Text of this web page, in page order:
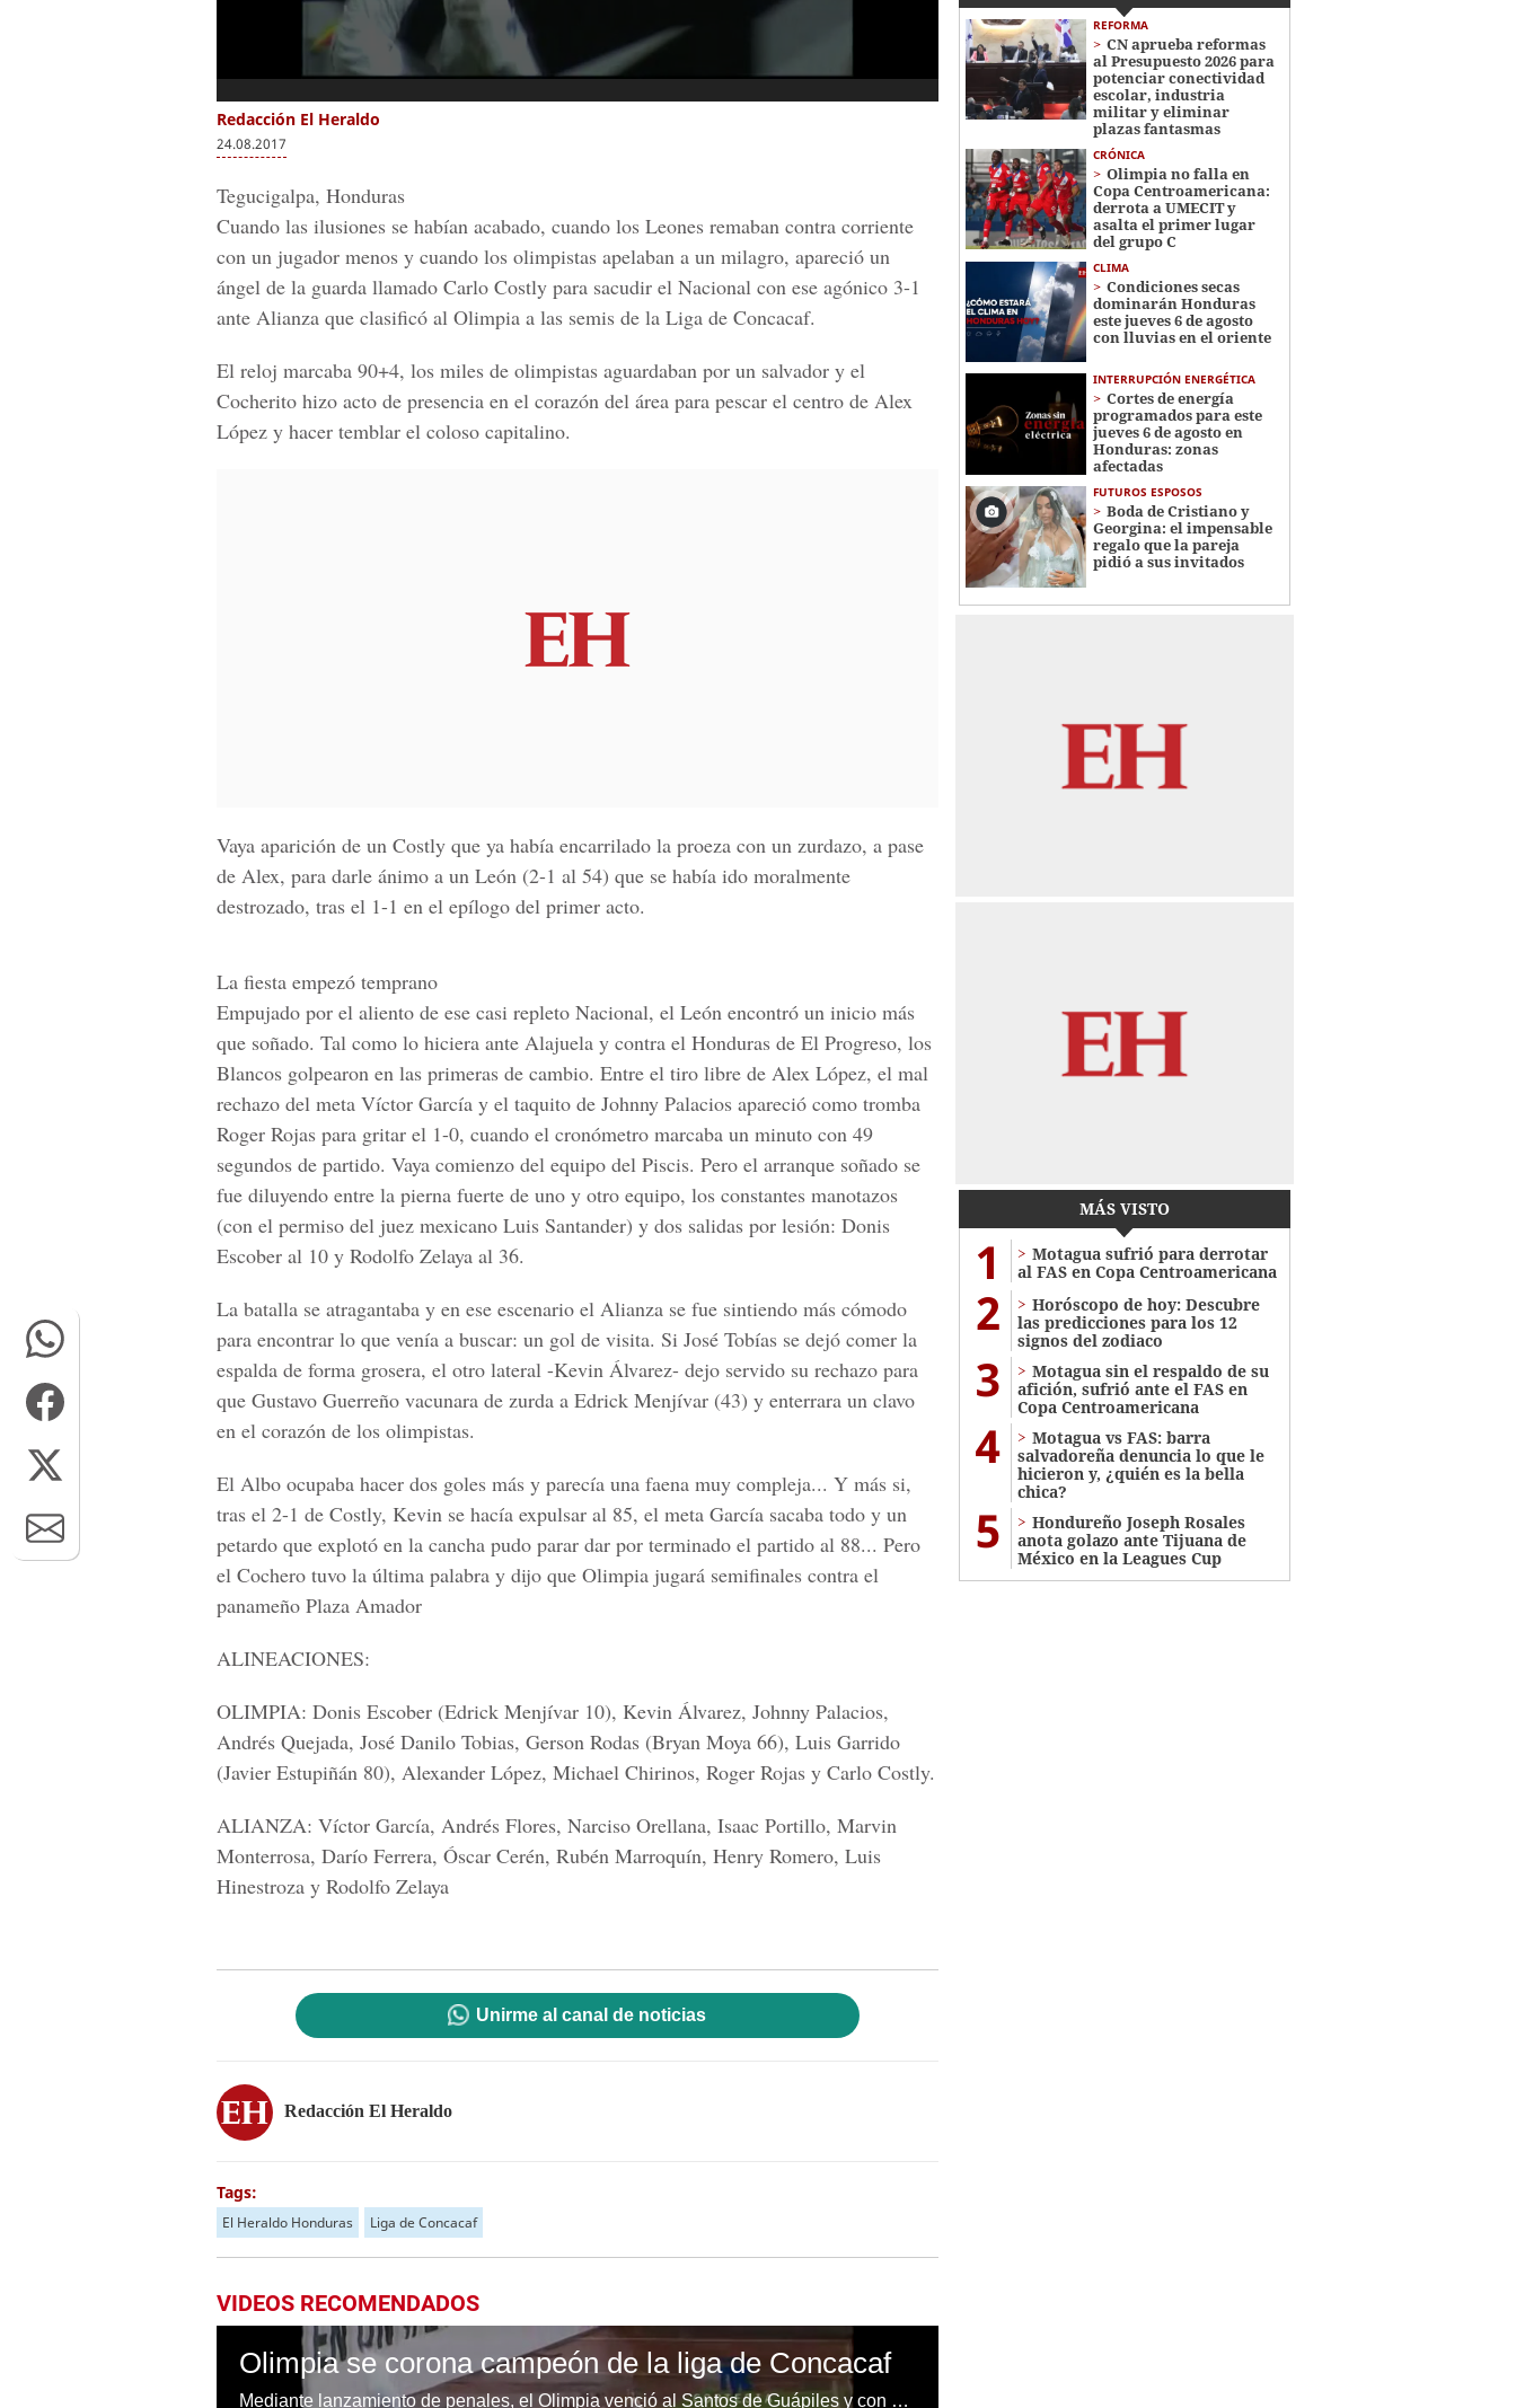
Redacción El Heraldo
24.08.2017
Tegucigalpa, Honduras
Cuando las ilusiones se habían acabado, cuando los Leones remaban contra corriente
con un jugador menos y cuando los olimpistas apelaban a un milagro, apareció un
ángel de la guarda llamado Carlo Costly para sacudir el Nacional con ese agónico 3-1
ante Alianza que clasificó al Olimpia a las semis de la Liga de Concacaf.
El reloj marcaba 90+4, los miles de olimpistas aguardaban por un salvador y el
Cocherito hizo acto de presencia en el corazón del área para pescar el centro de Alex
López y hacer temblar el coloso capitalino.
Vaya aparición de un Costly que ya había encarrilado la proeza con un zurdazo, a pase
de Alex, para darle ánimo a un León (2-1 al 54) que se había ido moralmente
destrozado, tras el 1-1 en el epílogo del primer acto.
La fiesta empezó temprano
Empujado por el aliento de ese casi repleto Nacional, el León encontró un inicio más
que soñado. Tal como lo hiciera ante Alajuela y contra el Honduras de El Progreso, los
Blancos golpearon en las primeras de cambio. Entre el tiro libre de Alex López, el mal
rechazo del meta Víctor García y el taquito de Johnny Palacios apareció como tromba
Roger Rojas para gritar el 1-0, cuando el cronómetro marcaba un minuto con 49
segundos de partido. Vaya comienzo del equipo del Piscis. Pero el arranque soñado se
fue diluyendo entre la pierna fuerte de uno y otro equipo, los constantes manotazos
(con el permiso del juez mexicano Luis Santander) y dos salidas por lesión: Donis
Escober al 10 y Rodolfo Zelaya al 36.
La batalla se atragantaba y en ese escenario el Alianza se fue sintiendo más cómodo
para encontrar lo que venía a buscar: un gol de visita. Si José Tobías se dejó comer la
espalda de forma grosera, el otro lateral -Kevin Álvarez- dejo servido su rechazo para
que Gustavo Guerreño vacunara de zurda a Edrick Menjívar (43) y enterrara un clavo
en el corazón de los olimpistas.
El Albo ocupaba hacer dos goles más y parecía una faena muy compleja... Y más si,
tras el 2-1 de Costly, Kevin se hacía expulsar al 85, el meta García sacaba todo y un
petardo que explotó en la cancha pudo parar dar por terminado el partido al 88... Pero
el Cochero tuvo la última palabra y dijo que Olimpia jugará semifinales contra el
panameño Plaza Amador
ALINEACIONES:
OLIMPIA: Donis Escober (Edrick Menjívar 10), Kevin Álvarez, Johnny Palacios,
Andrés Quejada, José Danilo Tobias, Gerson Rodas (Bryan Moya 66), Luis Garrido
(Javier Estupiñán 80), Alexander López, Michael Chirinos, Roger Rojas y Carlo Costly.
ALIANZA: Víctor García, Andrés Flores, Narciso Orellana, Isaac Portillo, Marvin
Monterrosa, Darío Ferrera, Óscar Cerén, Rubén Marroquín, Henry Romero, Luis
Hinestroza y Rodolfo Zelaya
Unirme al canal de noticias
Redacción El Heraldo
Tags:
El Heraldo Honduras Liga de Concacaf
VIDEOS RECOMENDADOS
Olimpia se corona campeón de la liga de Concacaf
Mediante lanzamiento de penales, el Olimpia venció al Santos de Guápiles y con esto se coronó campeón de la liga de Concacaf disputado en el estadio Nacional de Costa Rica.
REFORMA
CN aprueba reformas
al Presupuesto 2026 para
potenciar conectividad
escolar, industria
militar y eliminar
plazas fantasmas
CRÓNICA
Olimpia no falla en
Copa Centroamericana:
derrota a UMECIT y
asalta el primer lugar
del grupo C
CLIMA
Condiciones secas
dominarán Honduras
este jueves 6 de agosto
con lluvias en el oriente
INTERRUPCIÓN ENERGÉTICA
Cortes de energía
programados para este
jueves 6 de agosto en
Honduras: zonas
afectadas
FUTUROS ESPOSOS
Boda de Cristiano y
Georgina: el impensable
regalo que la pareja
pidió a sus invitados
MÁS VISTO
1
Motagua sufrió para derrotar
al FAS en Copa Centroamericana
2
Horóscopo de hoy: Descubre
las predicciones para los 12
signos del zodiaco
3
Motagua sin el respaldo de su
afición, sufrió ante el FAS en
Copa Centroamericana
4
Motagua vs FAS: barra
salvadoreña denuncia lo que le
hicieron y, ¿quién es la bella
chica?
5
Hondureño Joseph Rosales
anota golazo ante Tijuana de
México en la Leagues Cup